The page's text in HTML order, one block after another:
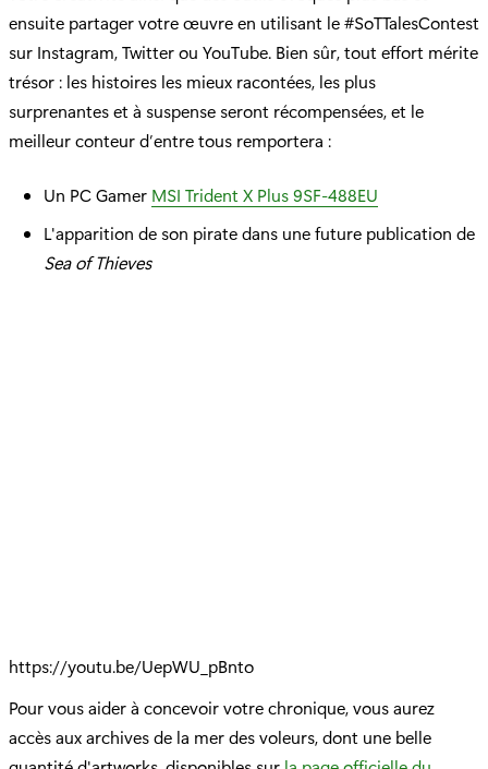
ensuite partager votre œuvre en utilisant le #SoTTalesContest
sur Instagram, Twitter ou YouTube. Bien sûr, tout effort mérite
trésor : les histoires les mieux racontées, les plus
surprenantes et à suspense seront récompensées, et le
meilleur conteur d’entre tous remportera :
Un PC Gamer MSI Trident X Plus 9SF-488EU
L'apparition de son pirate dans une future publication de
Sea of Thieves
https://youtu.be/UepWU_pBnto
Pour vous aider à concevoir votre chronique, vous aurez
accès aux archives de la mer des voleurs, dont une belle